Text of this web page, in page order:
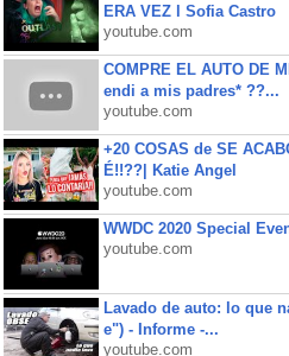
ERA VEZ l Sofia Castro
youtube.com
COMPRE EL AUTO DE
endi a mis padres* ??...
youtube.com
+20 COSAS de SE
É!!??| Katie Angel
youtube.com
WWDC 2020 Special
youtube.com
Lavado de auto: lo que
e") - Informe -...
youtube.com